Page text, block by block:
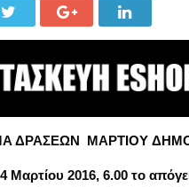
ΔΡΑΣΕΩΝ ΜΑΡΤΙΟΥ
Μαρτίου 2016, 6.00 το